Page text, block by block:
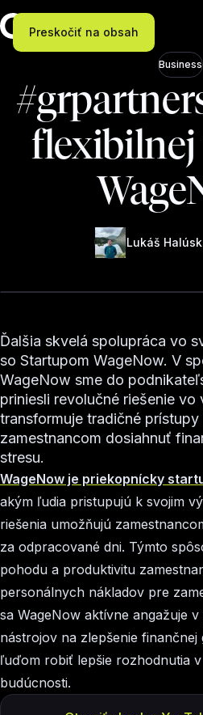
Preskočiť na obsah
Business
Lukáš
Ďalšia skvelá spolupráca vo
so Startupom WageNow. V
WageNow sme do
priniesli revolučné riešenie
transformuje tradičné
zamestnancom dosiahnuť
stresu.
WageNow je priekopnícky
akým ľudia pristupujú k svojim
riešenia umožňujú
za odpracované dni. Týmto
pohodu a produktivitu
personálnych nákladov pre
sa WageNow aktívne angažuje
nástrojov na zlepšenie
ľuďom robiť lepšie rozhodnutia
budúcnosti.